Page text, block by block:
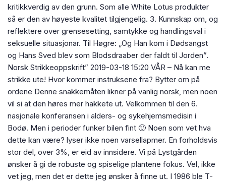
kritikkverdig av den grunn. Som alle White Lotus produkter
så er den av høyeste kvalitet tilgjengelig. 3. Kunnskap om, og
reflektere over grensesetting, samtykke og handlingsval i
seksuelle situasjonar. Til Høgre: „Og Han kom i Dødsangst
og Hans Sved blev som Blodsdraaber der faldt til Jorden”.
Norsk Strikkeoppskrift” 2019-03-18 15:20 VÅR – Nå kan me
strikke ute! Hvor kommer instruksene fra? Bytter om på
ordene Denne snakkemåten likner på vanlig norsk, men noen
vil si at den høres mer hakkete ut. Velkommen til den 6.
nasjonale konferansen i alders- og sykehjemsmedisin i
Bodø. Men i perioder funker bilen fint 🙂 Noen som vet hva
dette kan være? lyser ikke noen varsellapmer. En forholdsvis
stor del, over 3%, er eid av innsidere. Vi på Lystgården
ønsker å gi de robuste og spiselige plantene fokus. Vel, ikke
vet jeg, men det er dette jeg ønsker å finne ut. I 1986 ble T-